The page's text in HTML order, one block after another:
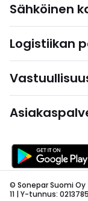
Sähköinen
Logistiikan
© Sonepar Suomi Oy |
11 | Y-tunnus: